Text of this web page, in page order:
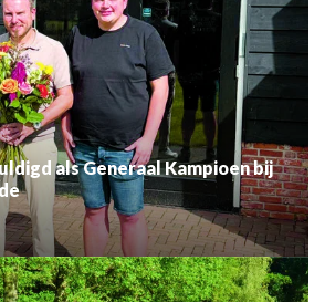
als Generaal Kampioen bij